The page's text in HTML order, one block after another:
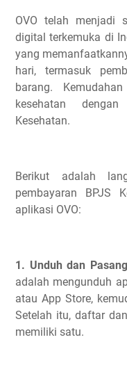
OVO telah menjadi
digital terkemuka di
yang
hari, termasuk
barang.
kesehatan
Kesehatan.
Berikut adalah
pembayaran BPJS
aplikasi OVO:
1. Unduh dan
adalah mengunduh
atau App Store,
Setelah itu, daftar
memiliki satu.